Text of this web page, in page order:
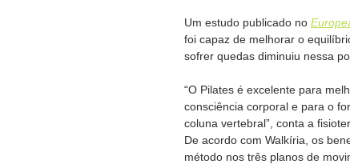
Um estudo publicado no
foi capaz de melhorar o
sofrer quedas diminuiu nessa
“O Pilates é excelente para
consciência corporal e para o
coluna vertebral”, conta a
De acordo com Walkíria, os
método nos três planos de